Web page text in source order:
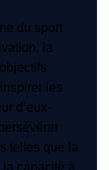
du sport
la
les
d’eux-
telles que la
capacité à